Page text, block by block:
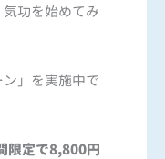
功を始めてみ
」を実施中で
限定で8,800円